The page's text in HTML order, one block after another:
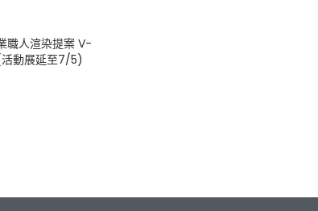
職人渲染提案 V-
動展延至7/5)